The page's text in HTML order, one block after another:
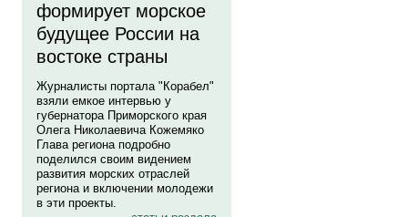
формирует морское
будущее России на
востоке страны
Журналисты портала "Корабел"
взяли емкое интервью у
губернатора Приморского края
Олега Николаевича Кожемяко
Глава региона подробно
поделился своим видением
развития морских отраслей
региона и включении молодежи
в эти проекты.